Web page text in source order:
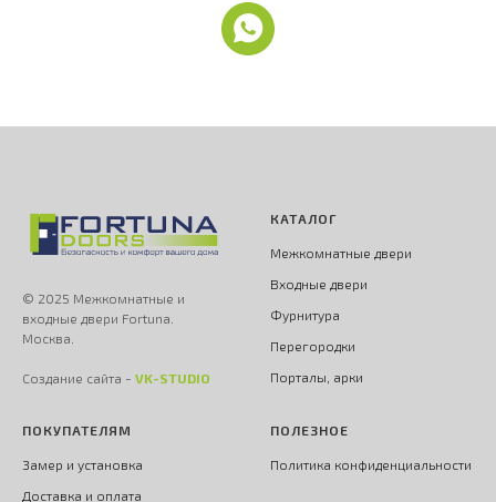
© 2025 Межкомнатные и
входные двери Fortuna.
Москва.
Создание сайта - VK-STUDIO
КАТАЛОГ
Межкомнатные двери
Входные двери
Фурнитура
Перегородки
Порталы, арки
ПОКУПАТЕЛЯМ
Замер и установка
Доставка и оплата
ПОЛЕЗНОЕ
Политика конфиденциальности